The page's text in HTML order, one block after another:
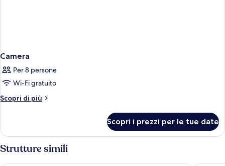
Camera
Per 8 persone
Wi-Fi gratuito
Scopri di più
Altri
Scopri i prezzi per le tue date
Strutture simili